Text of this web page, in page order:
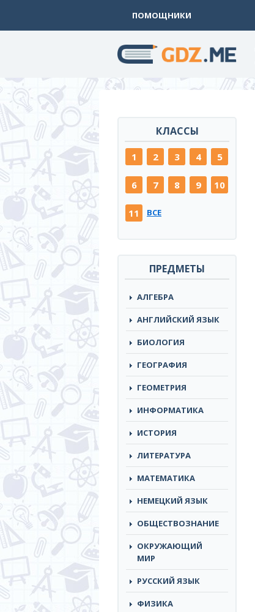
ПОМОЩНИКИ
КЛАССЫ
1 2 3 4 5
6 7 8 9 10
11 ВСЕ
ПРЕДМЕТЫ
АЛГЕБРА
АНГЛИЙСКИЙ ЯЗЫК
БИОЛОГИЯ
ГЕОГРАФИЯ
ГЕОМЕТРИЯ
ИНФОРМАТИКА
ИСТОРИЯ
ЛИТЕРАТУРА
МАТЕМАТИКА
НЕМЕЦКИЙ ЯЗЫК
ОБЩЕСТВОЗНАНИЕ
ОКРУЖАЮЩИЙ
МИР
РУССКИЙ ЯЗЫК
ФИЗИКА